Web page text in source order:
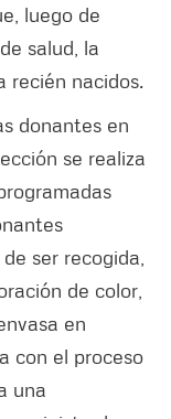
luego de
salud, la
recién nacidos.
donantes en
se realiza
ser recogida,
de color,
en
con el proceso
una